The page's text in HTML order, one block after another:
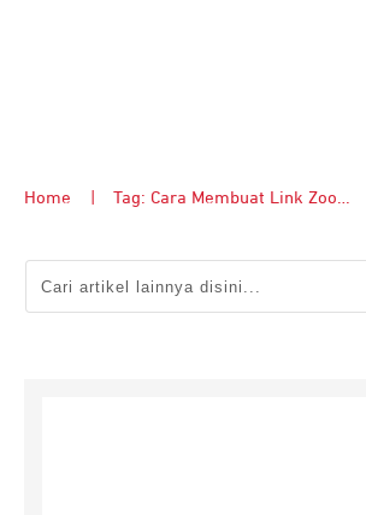
Home Tag: Cara Membuat Link Zoom di Laptop